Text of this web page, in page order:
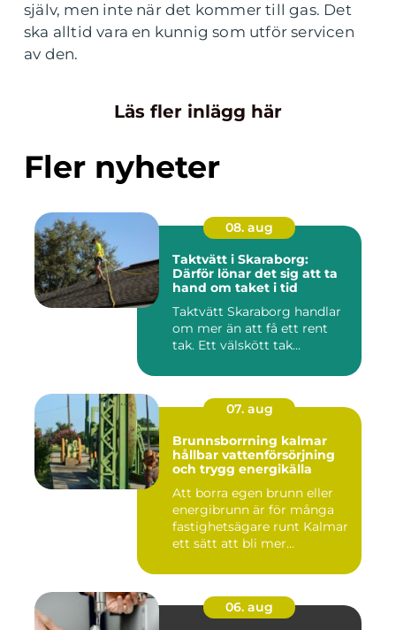
själv, men inte när det kommer till gas. Det
ska alltid vara en kunnig som utför servicen
av den.
Läs fler inlägg här
Fler nyheter
08. aug
Taktvätt i Skaraborg:
Därför lönar det sig att ta
hand om taket i tid
Taktvätt Skaraborg handlar
om mer än att få ett rent
tak. Ett välskött tak...
07. aug
Brunnsborrning kalmar
hållbar vattenförsörjning
och trygg energikälla
Att borra egen brunn eller
energibrunn är för många
fastighetsägare runt Kalmar
ett sätt att bli mer...
06. aug